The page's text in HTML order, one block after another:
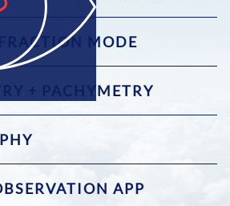
MODE
+ PACHYMETRY
APP